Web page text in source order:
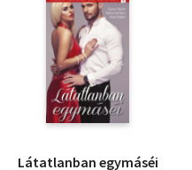
Látatlanban egymáséi